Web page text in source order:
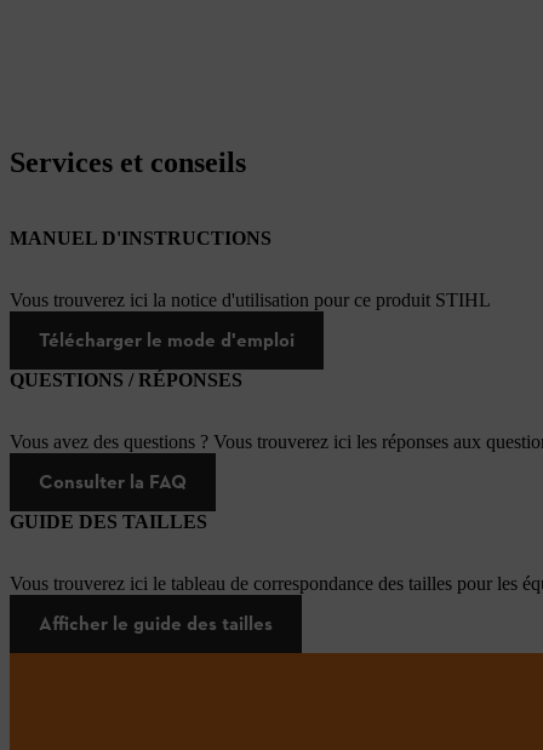
Services et conseils
MANUEL D'INSTRUCTIONS
Vous trouverez ici la notice d'utilisation pour ce produit STIHL
Télécharger le mode d'emploi
QUESTIONS / RÉPONSES
Vous avez des questions ? Vous trouverez ici les réponses aux
Consulter la FAQ
GUIDE DES TAILLES
Vous trouverez ici le tableau de correspondance des tailles pour les
Afficher le guide des tailles